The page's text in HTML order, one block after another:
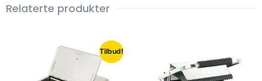
Relaterte produkter
Tilbud!